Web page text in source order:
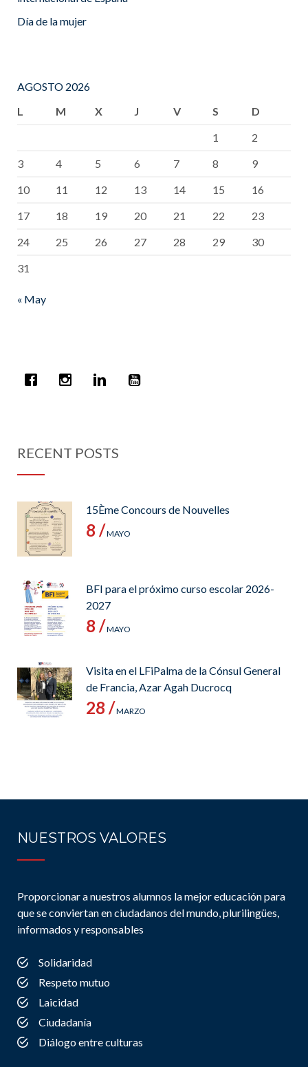
Día de la mujer
AGOSTO 2026
L
M X J V S
D
1
2
3
4 5 6 7 8
9
10
11 12 13 14 15
16
17
18 19 20 21 22
23
24
25 26 27 28 29
30
31
« May
RECENT POSTS
15Ème Concours de Nouvelles
8 /MAYO
BFI para el próximo curso escolar 2026-
2027
8 /MAYO
Visita en el LFiPalma de la Cónsul General
de Francia, Azar Agah Ducrocq
28 /MARZO
NUESTROS VALORES
Proporcionar a nuestros alumnos la mejor educación para
que se conviertan en ciudadanos del mundo, plurilingües,
informados y responsables
Solidaridad
Respeto mutuo
Laicidad
Ciudadanía
Diálogo entre culturas